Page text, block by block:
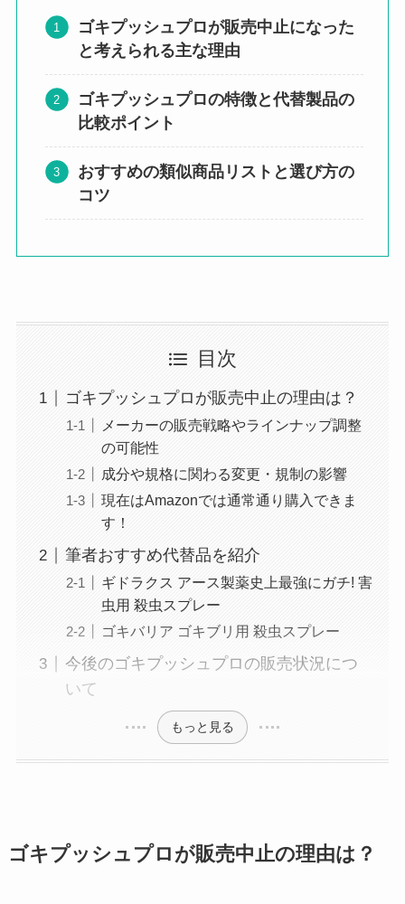
ゴキプッシュプロが販売中止になった
と考えられる主な理由
ゴキプッシュプロの特徴と代替製品の
比較ポイント
おすすめの類似商品リストと選び方の
コツ
目次
ゴキプッシュプロが販売中止の理由は？
メーカーの販売戦略やラインナップ調整
の可能性
成分や規格に関わる変更・規制の影響
現在はAmazonでは通常通り購入できま
す！
筆者おすすめ代替品を紹介
ギドラクス アース製薬史上最強にガチ! 害
虫用 殺虫スプレー
ゴキバリア ゴキブリ用 殺虫スプレー
今後のゴキプッシュプロの販売状況につ
いて
もっと見る
ゴキプッシュプロが販売中止の理由は？